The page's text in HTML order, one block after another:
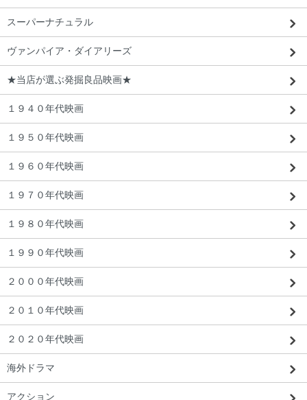
東京都 R・K様 「映画で見ていたものそ
っくり。本当に嬉しいです。」
スーパーナチュラル
ヴァンパイア・ダイアリーズ
★当店が選ぶ発掘良品映画★
１９４０年代映画
１９５０年代映画
１９６０年代映画
１９７０年代映画
１９８０年代映画
１９９０年代映画
２０００年代映画
２０１０年代映画
２０２０年代映画
海外ドラマ
アクション